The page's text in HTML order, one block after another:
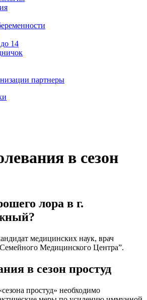
14
партнеры
в сезон
лора в г.
медицинских наук, врач
Медицинского Центра”.
в сезон простуд
простуд» необходимо